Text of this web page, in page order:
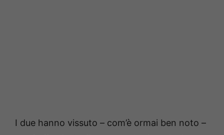
I due hanno vissuto – com’è ormai ben noto –